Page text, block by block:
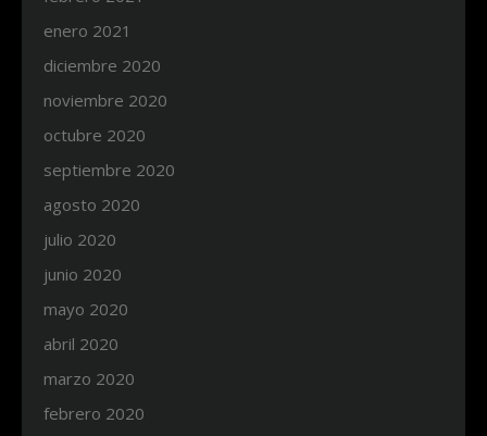
enero 2021
diciembre 2020
noviembre 2020
octubre 2020
septiembre 2020
agosto 2020
julio 2020
junio 2020
mayo 2020
abril 2020
marzo 2020
febrero 2020